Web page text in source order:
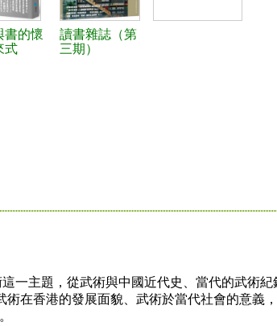
書的懷
式
讀書雜誌（第
三期）
一主題，從武術與中國近代史、當代的武術紀
術在香港的發展面貌、武術於當代社會的意義